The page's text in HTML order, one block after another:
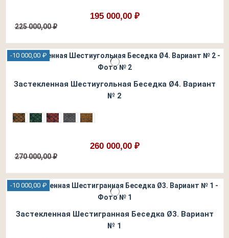
195 000,00 ₽
225 000,00 ₽
-10 000,00 ₽
Застекленная Шестиугольная Беседка Ø4. Вариант
№ 2
260 000,00 ₽
270 000,00 ₽
-10 000,00 ₽
Застекленная Шестигранная Беседка Ø3. Вариант
№ 1